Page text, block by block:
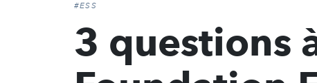
#ESS
3 questions